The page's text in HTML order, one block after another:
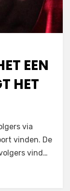
EEN
HET
via
vinden. De
vind…